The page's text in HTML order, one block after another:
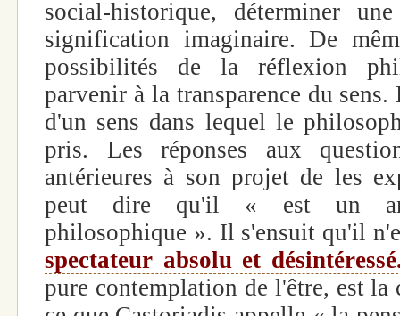
social-historique, déterminer
signification imaginaire. De
possibilités de la réflexion
parvenir à la transparence du
d'un sens dans lequel le
pris. Les réponses aux
antérieures à son projet de les
peut dire qu'il « est un
philosophique ». Il s'ensuit qu'il
spectateur absolu et
pure contemplation de l'être, est